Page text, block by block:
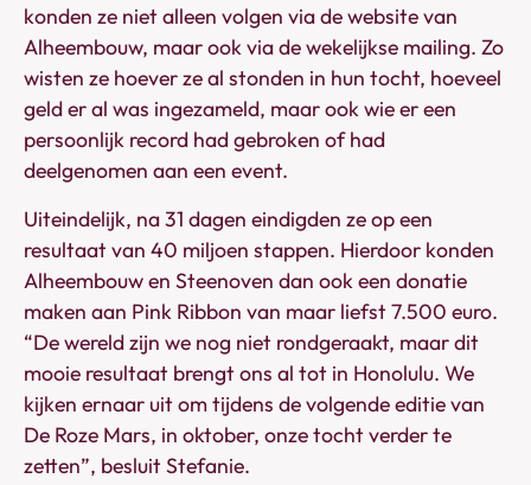
konden ze niet alleen volgen via de website van
Alheembouw, maar ook via de wekelijkse mailing. Zo
wisten ze hoever ze al stonden in hun tocht, hoeveel
geld er al was ingezameld, maar ook wie er een
persoonlijk record had gebroken of had
deelgenomen aan een event.
Uiteindelijk, na 31 dagen eindigden ze op een
resultaat van 40 miljoen stappen. Hierdoor konden
Alheembouw en Steenoven dan ook een donatie
maken aan Pink Ribbon van maar liefst 7.500 euro.
“De wereld zijn we nog niet rondgeraakt, maar dit
mooie resultaat brengt ons al tot in Honolulu. We
kijken ernaar uit om tijdens de volgende editie van
De Roze Mars, in oktober, onze tocht verder te
zetten”, besluit Stefanie.